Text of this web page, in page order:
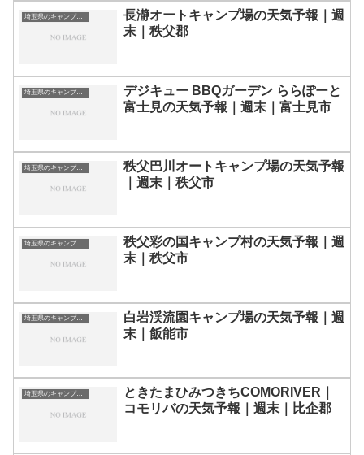
埼玉県のキャンプ場一覧
長瀞オートキャンプ場の天気予報｜週
末｜秩父郡
埼玉県のキャンプ場一覧
デジキュー BBQガーデン ららぽーと
富士見の天気予報｜週末｜富士見市
埼玉県のキャンプ場一覧
秩父巴川オートキャンプ場の天気予報
｜週末｜秩父市
埼玉県のキャンプ場一覧
秩父彩の国キャンプ村の天気予報｜週
末｜秩父市
埼玉県のキャンプ場一覧
白岩渓流園キャンプ場の天気予報｜週
末｜飯能市
埼玉県のキャンプ場一覧
ときたまひみつきちCOMORIVER｜
コモリバの天気予報｜週末｜比企郡